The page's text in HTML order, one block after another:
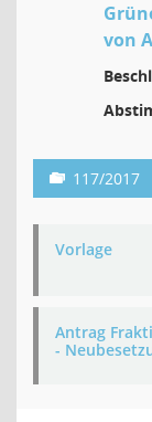
von
117/2017
Vorlage
Antrag
-